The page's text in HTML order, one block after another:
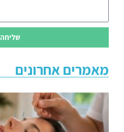
שליחה
מאמרים אחרונים